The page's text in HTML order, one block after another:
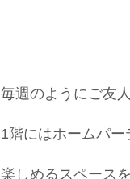
毎週のようにご友
1階にはホームパ
楽しめるスペースを